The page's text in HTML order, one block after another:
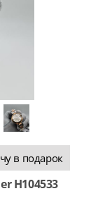
в подарок
H104533